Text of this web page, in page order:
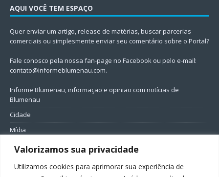
Valorizamos sua privacidade
Utilizamos cookies para aprimorar sua experiência de
AQUI VOCÊ TEM ESPAÇO
Quer enviar um artigo, release de matérias, buscar parcerias
comerciais ou simplesmente enviar seu comentário sobre o Portal?
Fale conosco pela nossa fan-page no Facebook ou pelo e-mail:
contato@informeblumenau.com.
Informe Blumenau, informação e opinião com notícias de
Blumenau
Cidade
Mídia
Entretenimento